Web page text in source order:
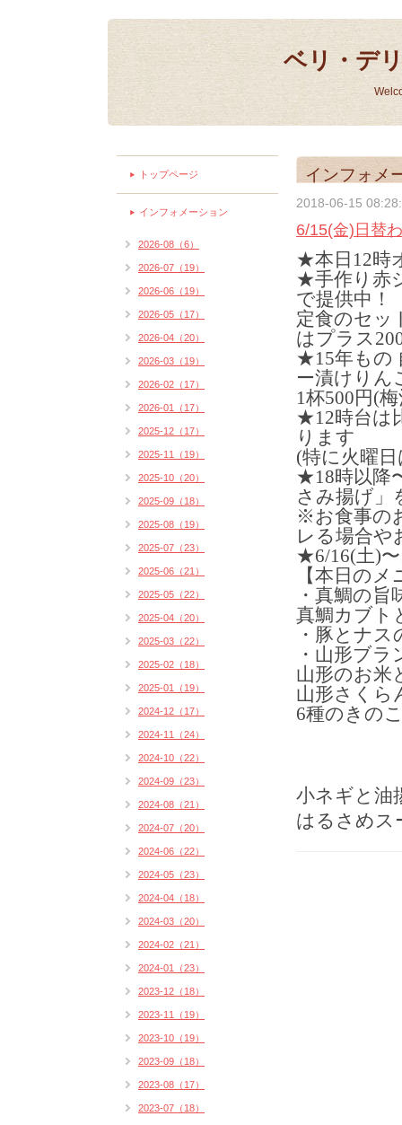
ベリ・デ
インフォメ
2018-06-15
6/15(金)日替
★本日12時
★手作り赤
で提供中！
定食のセッ
はプラス
★15年もの
ー漬けりん
1杯500円(
★12時台は
ります
(特に火曜
★18時以降
さみ揚げ」
※お食事の
レる場合や
★6/16(土)
【本日の
・真鯛の
真鯛カブト
・豚とナ
・山形ブラ
山形のお米
山形さくら
6種のきの
小ネギと油
はるさめス
トップページ
インフォメーション
2026-08（6）
2026-07（19）
2026-06（19）
2026-05（17）
2026-04（20）
2026-03（19）
2026-02（17）
2026-01（17）
2025-12（17）
2025-11（19）
2025-10（20）
2025-09（18）
2025-08（19）
2025-07（23）
2025-06（21）
2025-05（22）
2025-04（20）
2025-03（22）
2025-02（18）
2025-01（19）
2024-12（17）
2024-11（24）
2024-10（22）
2024-09（23）
2024-08（21）
2024-07（20）
2024-06（22）
2024-05（23）
2024-04（18）
2024-03（20）
2024-02（21）
2024-01（23）
2023-12（18）
2023-11（19）
2023-10（19）
2023-09（18）
2023-08（17）
2023-07（18）